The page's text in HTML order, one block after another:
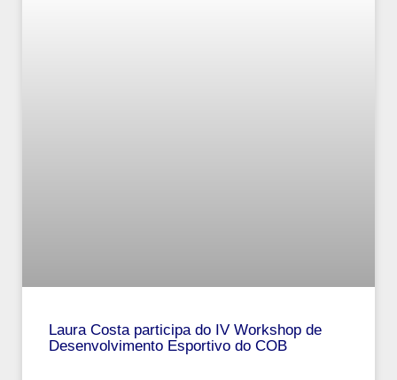
Laura Costa participa do IV Workshop de
Desenvolvimento Esportivo do COB